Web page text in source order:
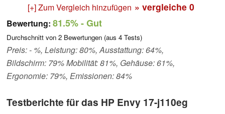
[+] Zum Vergleich hinzufügen » vergleiche 0
Bewertung: 81.5%- Gut
Durchschnitt von 2 Bewertungen (aus 4 Tests)
Preis: - %, Leistung: 80%, Ausstattung: 64%,
Bildschirm: 79% Mobilität: 81%, Gehäuse: 61%,
Ergonomie: 79%, Emissionen: 84%
Testberichte für das HP Envy 17-j110eg